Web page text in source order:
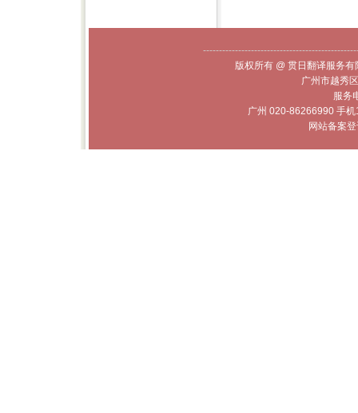
版权所有 @ 贯日翻译服务
广州市越秀
服务
广州 020-86266990 手
网站备案